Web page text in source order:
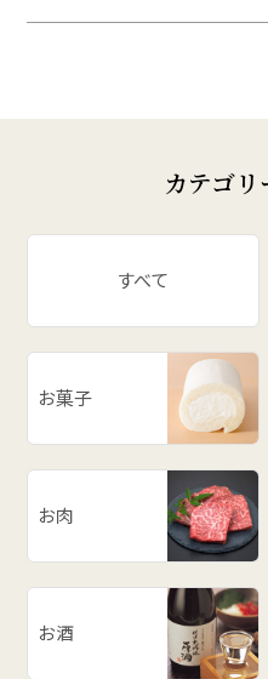
カテゴ
すべて
お菓子
お肉
お酒